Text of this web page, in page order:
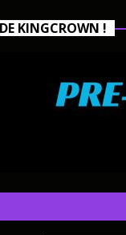
KINGCROWN !